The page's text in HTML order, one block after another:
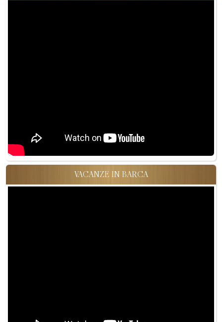
VACANZE IN BARCA